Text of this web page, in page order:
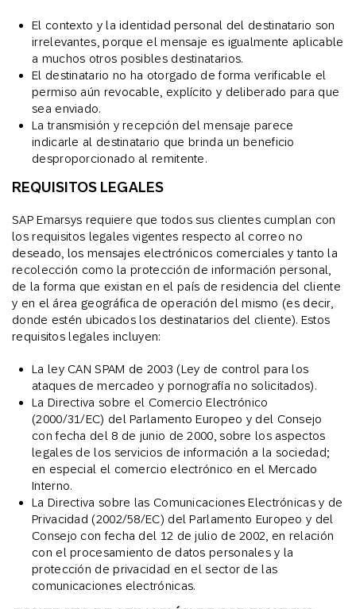
El contexto y la identidad personal del destinatario son
irrelevantes, porque el mensaje es igualmente aplicable
a muchos otros posibles destinatarios.
El destinatario no ha otorgado de forma verificable el
permiso aún revocable, explícito y deliberado para que
sea enviado.
La transmisión y recepción del mensaje parece
indicarle al destinatario que brinda un beneficio
desproporcionado al remitente.
REQUISITOS LEGALES
SAP Emarsys requiere que todos sus clientes cumplan con
los requisitos legales vigentes respecto al correo no
deseado, los mensajes electrónicos comerciales y tanto la
recolección como la protección de información personal,
de la forma que existan en el país de residencia del cliente
y en el área geográfica de operación del mismo (es decir,
donde estén ubicados los destinatarios del cliente). Estos
requisitos legales incluyen:
La ley CAN SPAM de 2003 (Ley de control para los
ataques de mercadeo y pornografía no solicitados).
La Directiva sobre el Comercio Electrónico
(2000/31/EC) del Parlamento Europeo y del Consejo
con fecha del 8 de junio de 2000, sobre los aspectos
legales de los servicios de información a la sociedad;
en especial el comercio electrónico en el Mercado
Interno.
La Directiva sobre las Comunicaciones Electrónicas y de
Privacidad (2002/58/EC) del Parlamento Europeo y del
Consejo con fecha del 12 de julio de 2002, en relación
con el procesamiento de datos personales y la
protección de privacidad en el sector de las
comunicaciones electrónicas.